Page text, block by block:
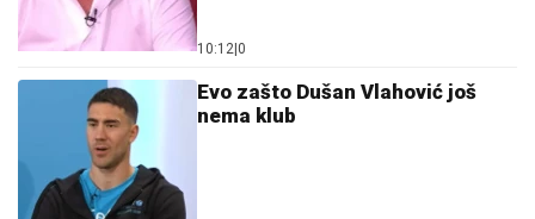
10:12 0
Evo zašto Dušan Vlahović još
nema klub